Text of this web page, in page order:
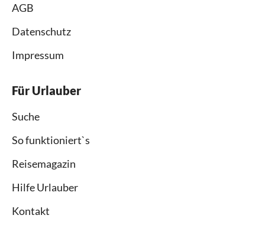
AGB
Datenschutz
Impressum
Für Urlauber
Suche
So funktioniert`s
Reisemagazin
Hilfe Urlauber
Kontakt